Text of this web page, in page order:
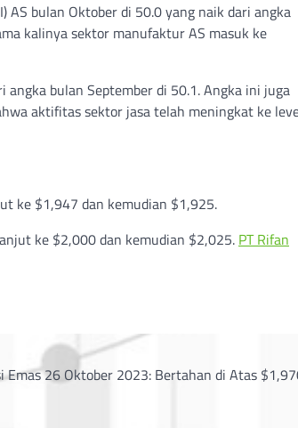
AS bulan Oktober di 50.0 yang naik dari angka
kalinya sektor manufaktur AS masuk ke
bulan September di 50.1. Angka ini juga
aktifitas sektor jasa telah meningkat ke
ke $1,947 dan kemudian $1,925.
ke $2,000 dan kemudian $2,025. PT Rifan
Emas 26 Oktober 2023: Bertahan di Atas